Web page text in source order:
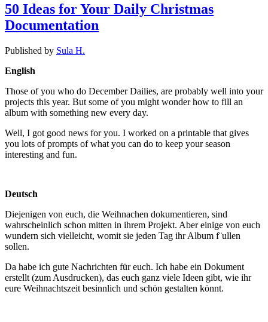
50 Ideas for Your Daily Christmas
Documentation
Published by Sula H.
English
Those of you who do December Dailies, are probably well into your
projects this year. But some of you might wonder how to fill an
album with something new every day.
Well, I got good news for you. I worked on a printable that gives
you lots of prompts of what you can do to keep your season
interesting and fun.
Deutsch
Diejenigen von euch, die Weihnachen dokumentieren, sind
wahrscheinlich schon mitten in ihrem Projekt. Aber einige von euch
wundern sich vielleicht, womit sie jeden Tag ihr Album f¨ullen
sollen.
Da habe ich gute Nachrichten für euch. Ich habe ein Dokument
erstellt (zum Ausdrucken), das euch ganz viele Ideen gibt, wie ihr
eure Weihnachtszeit besinnlich und schön gestalten könnt.